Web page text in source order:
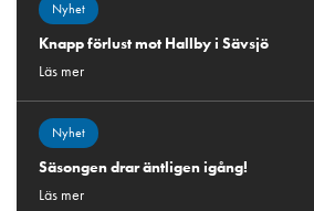
Nyhet
Knapp förlust mot Hallby i Sävsjö
Läs mer
Nyhet
Säsongen drar äntligen igång!
Läs mer